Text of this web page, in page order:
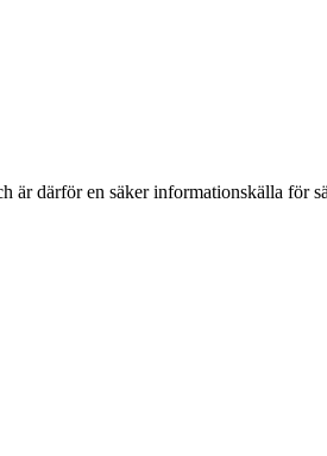
därför en säker informationskälla för